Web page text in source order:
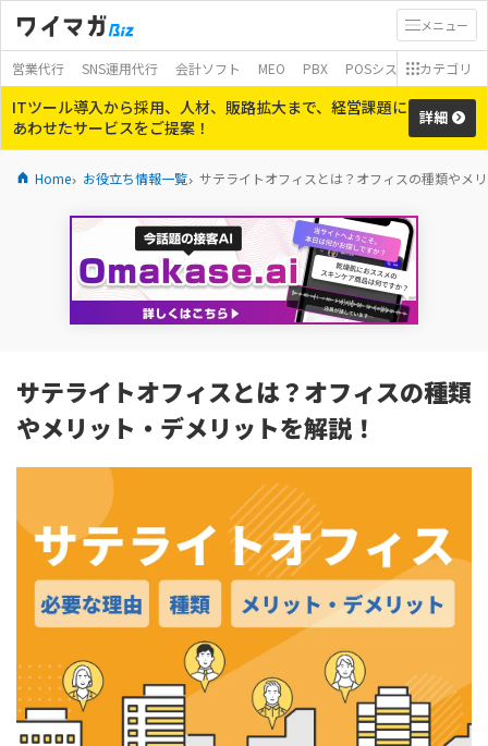
メニュー
営業代行 SNS運用代行 会計ソフト MEO PBX POSシステム モバイ
カテゴリ
ITツール導入から採用、人材、販路拡大まで、経営課題に
あわせたサービスをご提案！
詳細
Home お役立ち情報一覧 サテライトオフィスとは？オフィスの種類やメ
サテライトオフィスとは？オフィスの種類
やメリット・デメリットを解説！